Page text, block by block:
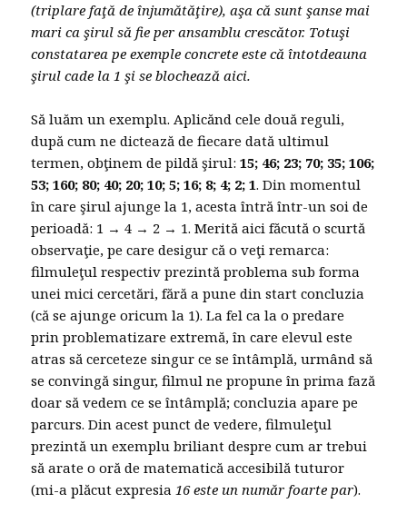
(triplare faţă de înjumătăţire), aşa că sunt şanse mai
mari ca şirul să fie per ansamblu crescător. Totuşi
constatarea pe exemple concrete este că întotdeauna
şirul cade la 1 şi se blochează aici.
Să luăm un exemplu. Aplicănd cele două reguli,
după cum ne dictează de fiecare dată ultimul
termen, obţinem de pildă şirul:15; 46; 23; 70; 35; 106;
53; 160; 80; 40; 20; 10; 5; 16; 8; 4; 2; 1. Din momentul
în care şirul ajunge la 1, acesta întră într-un soi de
perioadă: 1 → 4 → 2 → 1. Merită aici făcută o scurtă
observaţie, pe care desigur că o veţi remarca:
filmuleţul respectiv prezintă problema sub forma
unei mici cercetări, fără a pune din start concluzia
(că se ajunge oricum la 1). La fel ca la o predare
prin problematizare extremă, în care elevul este
atras să cerceteze singur ce se întâmplă, urmând să
se convingă singur, filmul ne propune în prima fază
doar să vedem ce se întâmplă; concluzia apare pe
parcurs. Din acest punct de vedere, filmuleţul
prezintă un exemplu briliant despre cum ar trebui
să arate o oră de matematică accesibilă tuturor
(mi-a plăcut expresia16 este un număr foarte par).